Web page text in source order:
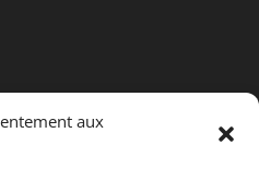
aux